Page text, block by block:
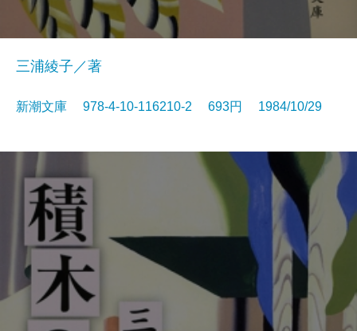
三浦綾子／著
新潮文庫 978-4-10-116210-2 693円 1984/10/29